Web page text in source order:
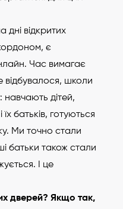
відкритих
є
Час вимагає
відбувалося, школи
дітей,
батьків, готуються
Ми точно стали
батьки також стали
І це
дверей? Якщо так,